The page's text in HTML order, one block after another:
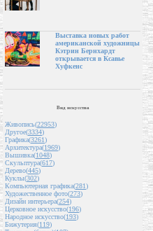
Выставка новых работ
американской художницы
Кэтрин Бернхардт
открывается в Ксавье
Хуфкенс
Вид искусства
Живопись(22953)
Другое(3334)
Графика(3261)
Архитектура(1969)
Вышивка(1048)
Скульптура(617)
Дерево(445)
Куклы(302)
Компьютерная графика(281)
Художественное фото(273)
Дизайн интерьера(254)
Церковное искусство(196)
Народное искусство(193)
Бижутерия(119)